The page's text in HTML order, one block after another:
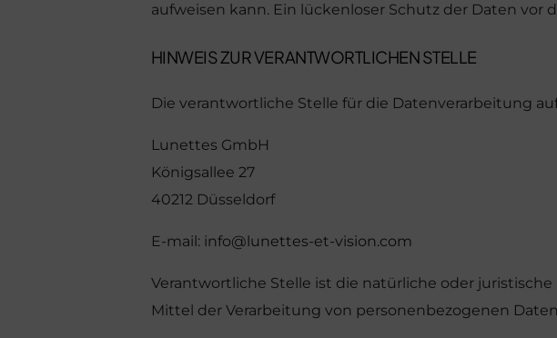
aufweisen kann. Ein lückenloser Schutz der Daten
HINWEIS ZUR VERANTWORTLICHEN STELLE
Die verantwortliche Stelle für die Datenverarbeitung
Lunettes GmbH
Königsallee 27
40212 Düsseldorf
E-mail: info@lunettes-et-vision.com
Verantwortliche Stelle ist die natürliche oder
Mittel der Verarbeitung von personenbezogenen